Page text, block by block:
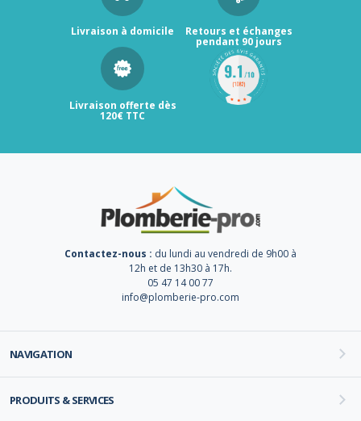
Livraison à domicile Retours et échanges
pendant 90 jours
Livraison offerte dès
120€ TTC
Contactez-nous : du lundi au vendredi de 9h00 à
12h et de 13h30 à 17h.
05 47 14 00 77
info@plomberie-pro.com
NAVIGATION
PRODUITS & SERVICES